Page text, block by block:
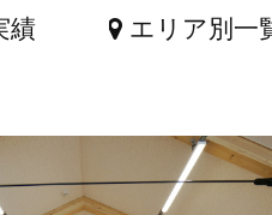
績 エリア別一